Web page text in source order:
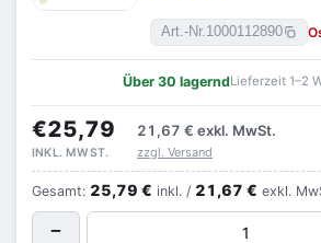
Art.-Nr.1000112890
Über 30 lagerndLieferzeit 1–2
€25,79 21,67 € exkl. MwSt.
INKL. MWST. zzgl. Versand
Gesamt: 25,79 € inkl. / 21,67 € exkl.
−